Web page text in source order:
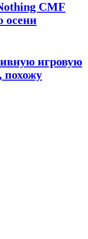
CMF
осени
игровую
похожу